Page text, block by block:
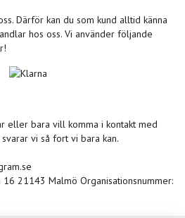
Därför kan du som kund alltid känna
hos oss. Vi använder följande
eller bara vill komma i kontakt med
vi så fort vi bara kan.
16 21143 Malmö Organisationsnummer: